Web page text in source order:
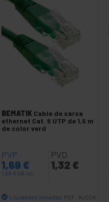
BEMATIK Cable de xarxa
ethernet Cat. 6 UTP de 1,5 m
de color verd
PVP
1,69 €
1,69 € IVA inc.
PVD
1,32 €
Lliurament immediat REF: RJ026